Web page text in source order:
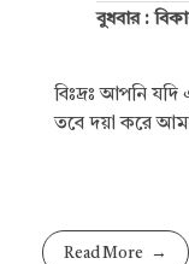
বুধবার :
বিঃদ্রঃ আপনি
তবে দয়া করে
Read More